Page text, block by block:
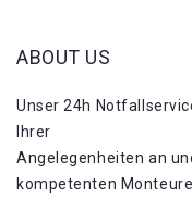
ABOUT US
Unser 24h
Ihrer
Angelegenheiten an
kompetenten